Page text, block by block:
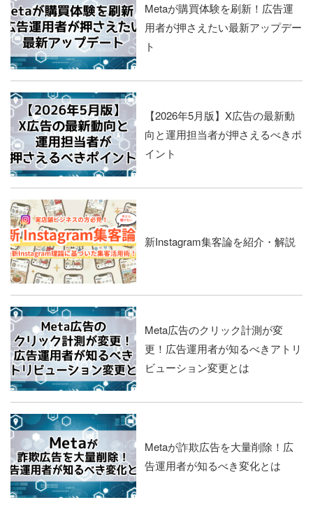
Metaが購買体験を刷新！広告運
用者が押さえたい最新アップデー
ト
【2026年5月版】X広告の最新動
向と運用担当者が押さえるべきポ
イント
新Instagram集客論を紹介・解説
Meta広告のクリック計測が変
更！広告運用者が知るべきアトリ
ビューション変更とは
Metaが詐欺広告を大量削除！広
告運用者が知るべき変化とは